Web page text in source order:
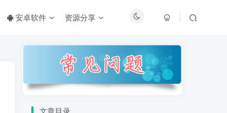
安卓软件 资源分享
文章目录